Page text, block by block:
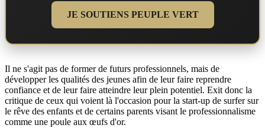
JE SOUTIENS PEUPLE VERT
Il ne s'agit pas de former de futurs professionnels, mais de
développer les qualités des jeunes afin de leur faire reprendre
confiance et de leur faire atteindre leur plein potentiel. Exit donc la
critique de ceux qui voient là l'occasion pour la start-up de surfer sur
le rêve des enfants et de certains parents visant le professionnalisme
comme une poule aux œufs d'or.